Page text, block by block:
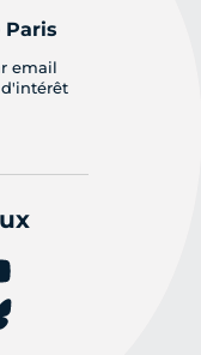
Paris
email